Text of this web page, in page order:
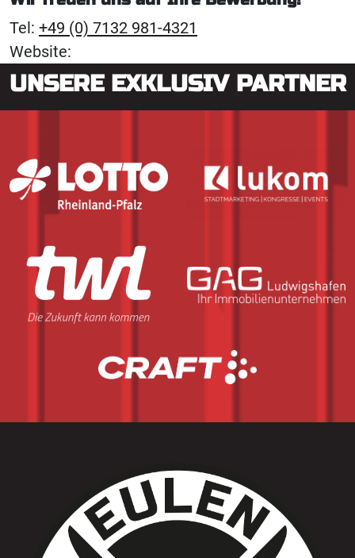
Tel: +49 (0) 7132 981-4321
Website:
UNSERE EXKLUSIV PARTNER